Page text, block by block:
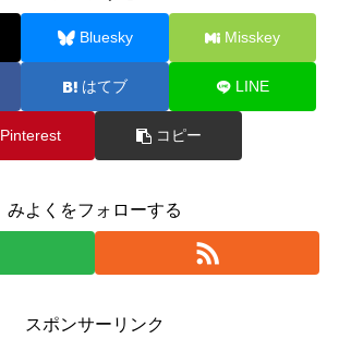
Bluesky Misskey
はてブ LINE
Pinterest コピー
みよくをフォローする
スポンサーリンク